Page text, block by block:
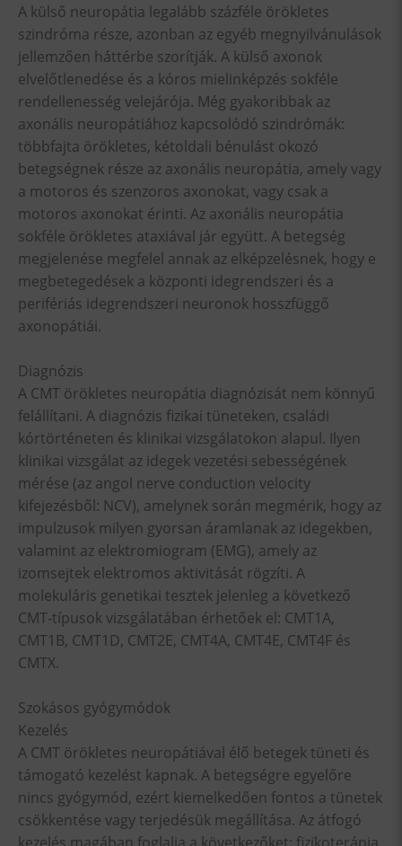
A külső neuropátia legalább százféle örökletes
szindróma része, azonban az egyéb megnyilvánulások
jellemzően háttérbe szorítják. A külső axonok
elvelőtlenedése és a kóros mielinképzés sokféle
rendellenesség velejárója. Még gyakoribbak az
axonális neuropátiához kapcsolódó szindrómák:
többfajta örökletes, kétoldali bénulást okozó
betegségnek része az axonális neuropátia, amely vagy
a motoros és szenzoros axonokat, vagy csak a
motoros axonokat érinti. Az axonális neuropátia
sokféle örökletes ataxiával jár együtt. A betegség
megjelenése megfelel annak az elképzelésnek, hogy e
megbetegedések a központi idegrendszeri és a
perifériás idegrendszeri neuronok hosszfüggő
axonopátiái.
Diagnózis
A CMT örökletes neuropátia diagnózisát nem könnyű
felállítani. A diagnózis fizikai tüneteken, családi
kórtörténeten és klinikai vizsgálatokon alapul. Ilyen
klinikai vizsgálat az idegek vezetési sebességének
mérése (az angol nerve conduction velocity
kifejezésből: NCV), amelynek során megmérik, hogy az
impulzusok milyen gyorsan áramlanak az idegekben,
valamint az elektromiogram (EMG), amely az
izomsejtek elektromos aktivitását rögzíti. A
molekuláris genetikai tesztek jelenleg a következő
CMT-típusok vizsgálatában érhetőek el: CMT1A,
CMT1B, CMT1D, CMT2E, CMT4A, CMT4E, CMT4F és
CMTX.
Szokásos gyógymódok
Kezelés
A CMT örökletes neuropátiával élő betegek tüneti és
támogató kezelést kapnak. A betegségre egyelőre
nincs gyógymód, ezért kiemelkedően fontos a tünetek
csökkentése vagy terjedésük megállítása. Az átfogó